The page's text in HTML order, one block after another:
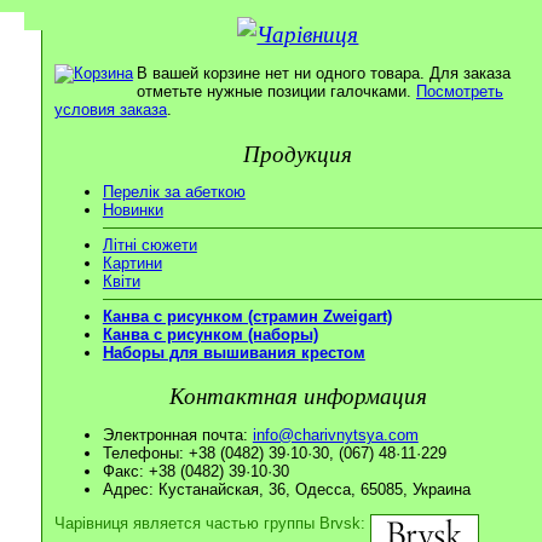
В вашей корзине нет ни одного товара. Для заказа
отметьте нужные позиции галочками. Посмотреть
условия заказа.
Продукция
Перелік за абеткою
Новинки
Літні сюжети
Картини
Квіти
Канва с рисунком (страмин Zweigart)
Канва с рисунком (наборы)
Наборы для вышивания крестом
Контактная информация
Электронная почта: info@charivnytsya.com
Телефоны: +38 (0482) 39·10·30, (067) 48·11·229
Факс: +38 (0482) 39·10·30
Адрес: Кустанайская, 36, Одесса, 65085, Украина
Чарівниця является частью группы Brvsk: